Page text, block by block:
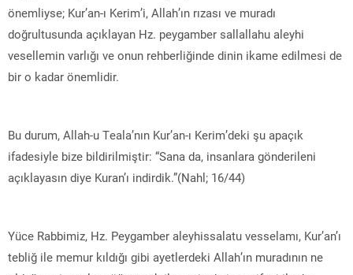
önemliyse; Kur’an-ı Kerim’i, Allah’ın rızası ve muradı
doğrultusunda açıklayan Hz. peygamber sallallahu aleyhi
vesellemin varlığı ve onun rehberliğinde dinin ikame edilmesi de
bir o kadar önemlidir.
Bu durum, Allah-u Teala’nın Kur’an-ı Kerim’deki şu apaçık
ifadesiyle bize bildirilmiştir: “Sana da, insanlara gönderileni
açıklayasın diye Kuran’ı indirdik.”(Nahl; 16/44)
Yüce Rabbimiz, Hz. Peygamber aleyhissalatu vesselamı, Kur’an’ı
tebliğ ile memur kıldığı gibi ayetlerdeki Allah’ın muradının ne